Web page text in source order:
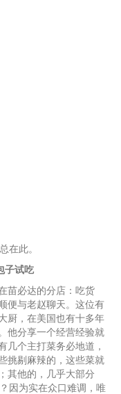
在此。
子试吃
苗必达的分店：吃货
便与老赵聊天。这位有
厨，在美国也有十多年
他分享一个经营经验就
几个主打菜务必地道，
挑剔麻辣的，这些菜就
其他的，几乎大部分
因为实在众口难调，唯